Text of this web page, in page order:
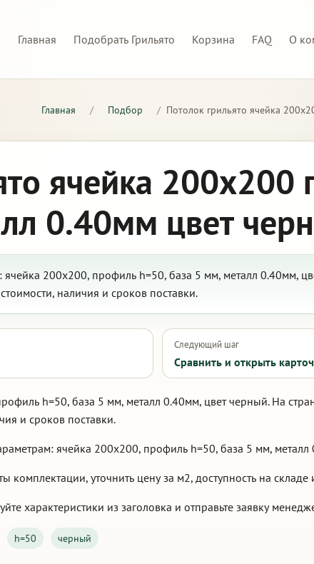
Главная Подобрать Грильято Корзина FAQ О
Главная / Подбор / Потолок грильято ячейка
ячейка
0.40мм цвет
ячейка 200х200, профиль h=50, база 5 мм, металл 0.40мм,
наличия и сроков поставки.
Следующий шаг
Сравнить и открыть
h=50, база 5 мм, металл 0.40мм, цвет черный. На
и сроков поставки.
ячейка 200х200, профиль h=50, база 5 мм,
уточнить цену за м2, доступность на складе
характеристики из заголовка и отправьте заявку
h=50 черный